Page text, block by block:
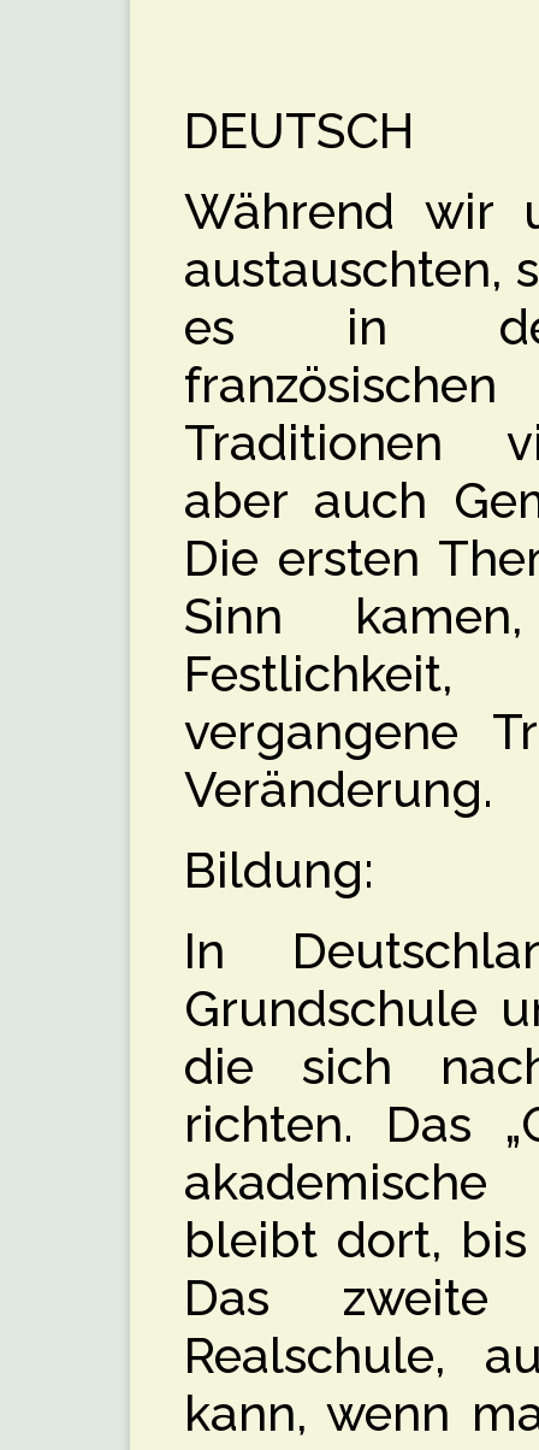
DEUTSCH
Während wir
austauschten,
es in den
Traditionen
aber auch
Die ersten
Sinn
vergangene
Veränderung.
Bildung:
In
Grundschule
die sich
richten. Das
bleibt dort,
Das
Realschule,
kann, wenn